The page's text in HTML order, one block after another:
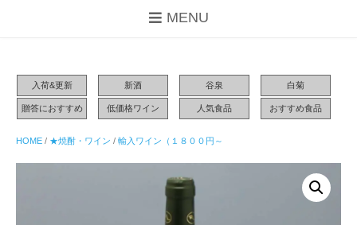
MENU
入荷&更新 新酒 谷泉 白菊
贈答におすすめ 低価格ワイン 人気食品 おすすめ食品
HOME / ★焼酎・ワイン / 輸入ワイン（１８００円～